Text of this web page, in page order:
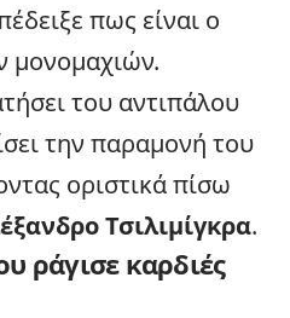
πως είναι ο
μονομαχιών.
του αντιπάλου
την παραμονή του
οριστικά πίσω
Τσιλιμίγκρα.
ράγισε καρδιές